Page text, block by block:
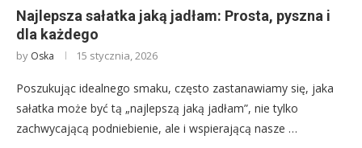
Najlepsza sałatka jaką jadłam: Prosta, pyszna i
dla każdego
by Oska 15 stycznia, 2026
Poszukując idealnego smaku, często zastanawiamy się, jaka
sałatka może być tą „najlepszą jaką jadłam”, nie tylko
zachwycającą podniebienie, ale i wspierającą nasze …